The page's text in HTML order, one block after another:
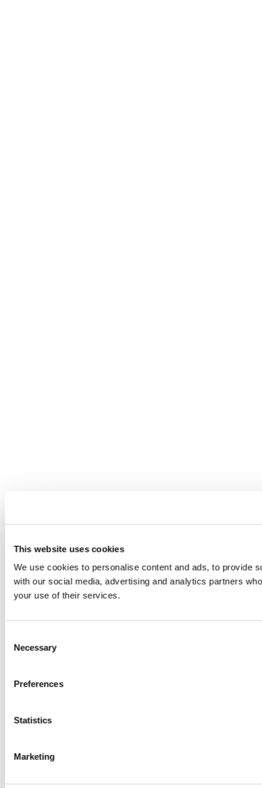
This website uses cookies
We use cookies to personalise content and ads, to provide
with our social media, advertising and analytics partners
your use of their services.
Selection
Necessary
Preferences
Statistics
Marketing